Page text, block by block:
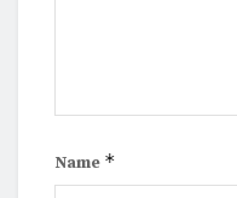
Name *